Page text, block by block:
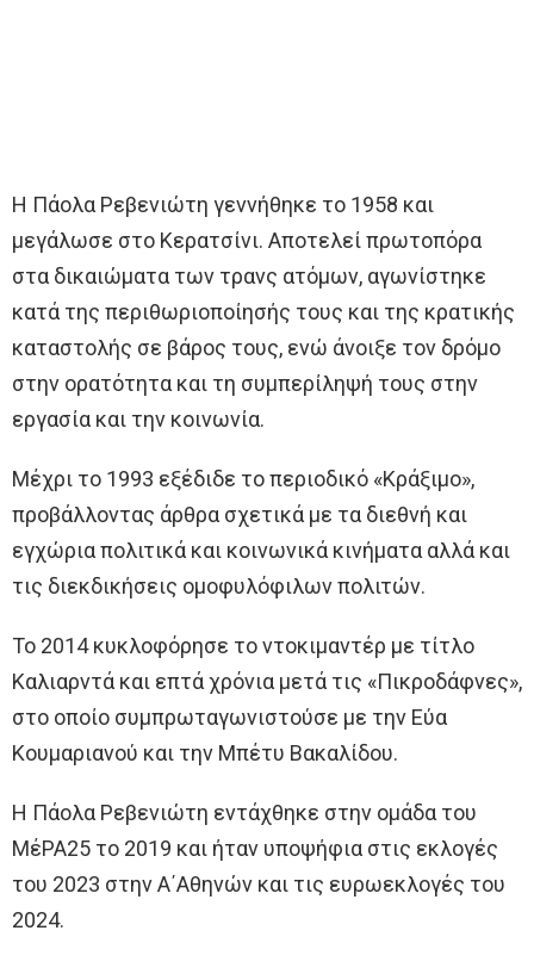
Η Πάολα Ρεβενιώτη γεννήθηκε το 1958 και
μεγάλωσε στο Κερατσίνι. Αποτελεί πρωτοπόρα
στα δικαιώματα των τρανς ατόμων, αγωνίστηκε
κατά της περιθωριοποίησής τους και της κρατικής
καταστολής σε βάρος τους, ενώ άνοιξε τον δρόμο
στην ορατότητα και τη συμπερίληψή τους στην
εργασία και την κοινωνία.
Μέχρι το 1993 εξέδιδε το περιοδικό «Κράξιμο»,
προβάλλοντας άρθρα σχετικά με τα διεθνή και
εγχώρια πολιτικά και κοινωνικά κινήματα αλλά και
τις διεκδικήσεις ομοφυλόφιλων πολιτών.
Το 2014 κυκλοφόρησε το ντοκιμαντέρ με τίτλο
Καλιαρντά και επτά χρόνια μετά τις «Πικροδάφνες»,
στο οποίο συμπρωταγωνιστούσε με την Εύα
Κουμαριανού και την Μπέτυ Βακαλίδου.
Η Πάολα Ρεβενιώτη εντάχθηκε στην ομάδα του
ΜέΡΑ25 το 2019 και ήταν υποψήφια στις εκλογές
του 2023 στην Α΄Αθηνών και τις ευρωεκλογές του
2024.